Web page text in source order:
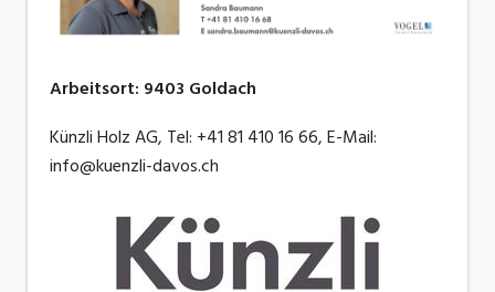
Arbeitsort: 9403 Goldach
Künzli Holz AG, Tel: +41 81 410 16 66, E-Mail:
info@kuenzli-davos.ch